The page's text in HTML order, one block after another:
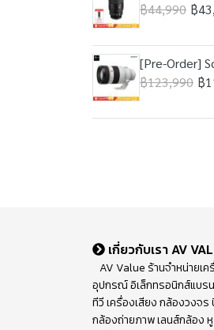
฿44,990 ฿
[Pre-Order]
฿123,990 ฿
เกี่ยวกับเรา AV
AV Value ร้านจำหน่ายเค
อุปกรณ์ อิเล็กทรอนิกส์แบรน
ทีวี เครื่องเสียง กล้องวงจ
กล้องถ่ายภาพ เลนส์กล้อง